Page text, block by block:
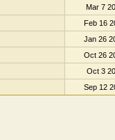
Mar 7
Feb 16
Jan 26
Oct 26
Oct 3
Sep 12